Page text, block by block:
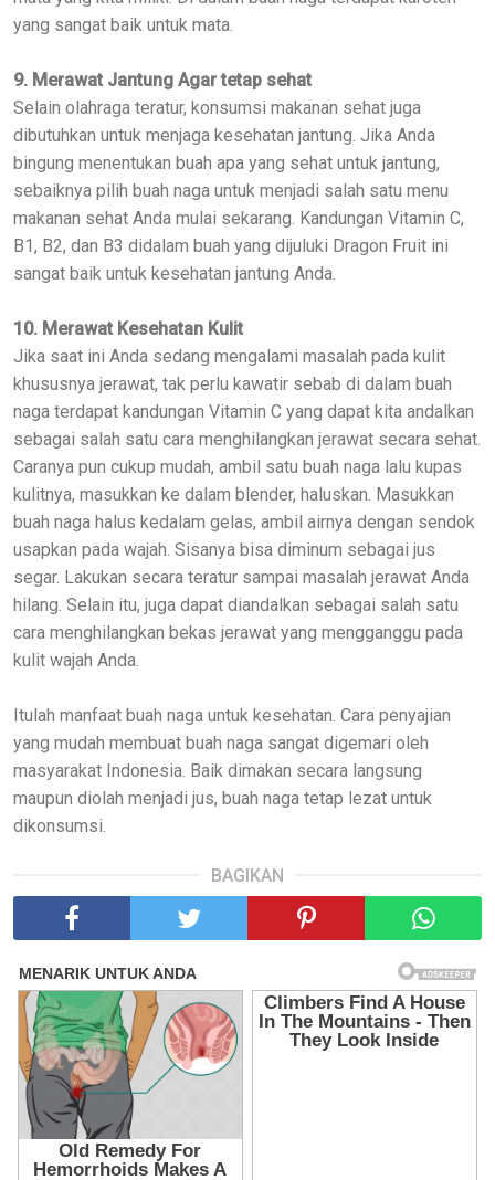
yang sangat baik untuk mata.
9. Merawat Jantung Agar tetap sehat
Selain olahraga teratur, konsumsi makanan sehat juga
dibutuhkan untuk menjaga kesehatan jantung. Jika Anda
bingung menentukan buah apa yang sehat untuk jantung,
sebaiknya pilih buah naga untuk menjadi salah satu menu
makanan sehat Anda mulai sekarang. Kandungan Vitamin C,
B1, B2, dan B3 didalam buah yang dijuluki Dragon Fruit ini
sangat baik untuk kesehatan jantung Anda.
10. Merawat Kesehatan Kulit
Jika saat ini Anda sedang mengalami masalah pada kulit
khususnya jerawat, tak perlu kawatir sebab di dalam buah
naga terdapat kandungan Vitamin C yang dapat kita andalkan
sebagai salah satu cara menghilangkan jerawat secara sehat.
Caranya pun cukup mudah, ambil satu buah naga lalu kupas
kulitnya, masukkan ke dalam blender, haluskan. Masukkan
buah naga halus kedalam gelas, ambil airnya dengan sendok
usapkan pada wajah. Sisanya bisa diminum sebagai jus
segar. Lakukan secara teratur sampai masalah jerawat Anda
hilang. Selain itu, juga dapat diandalkan sebagai salah satu
cara menghilangkan bekas jerawat yang mengganggu pada
kulit wajah Anda.
Itulah manfaat buah naga untuk kesehatan. Cara penyajian
yang mudah membuat buah naga sangat digemari oleh
masyarakat Indonesia. Baik dimakan secara langsung
maupun diolah menjadi jus, buah naga tetap lezat untuk
dikonsumsi.
BAGIKAN